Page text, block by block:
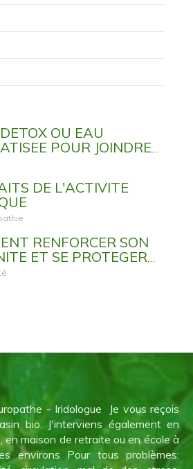
DETOX OU EAU
POUR JOINDRE
A L’AGREABLE
DE L'ACTIVITE
RENFORCER SON
ET SE PROTEGER
ET MALADIES
- Iridologue Je vous reçois
bio. J'interviens également en
en maison de retraite ou en école à
environs Pour tous problèmes: